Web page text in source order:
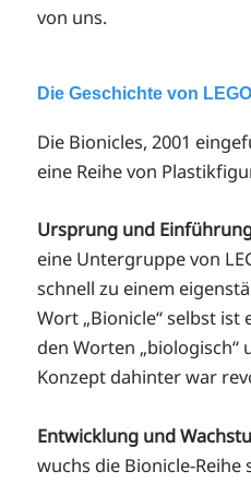
von uns.
Die Geschichte von
Die Bionicles, 2001
eine Reihe von
Ursprung und
eine Untergruppe von
schnell zu einem
Wort „Bionicle“ selbst ist
den Worten „biologisch“
Konzept dahinter war
Entwicklung und
wuchs die Bionicle-Reihe